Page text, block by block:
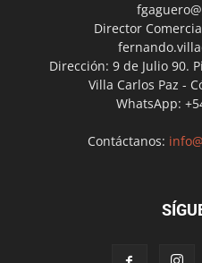
Director
Dirección: 9 de Julio 90.
Villa Carlos Paz -
WhatsApp:
Contáctanos: